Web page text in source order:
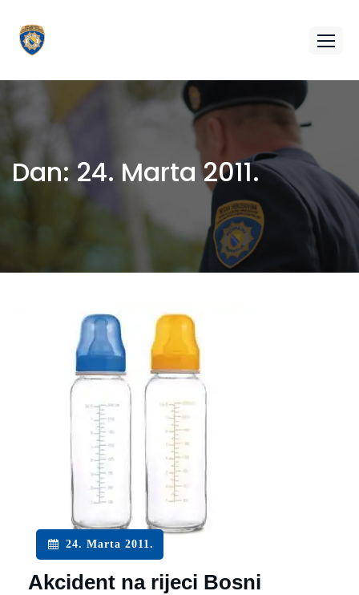
Dan:24. Marta 2011.
24. Marta 2011.
Akcident na rijeci Bosni